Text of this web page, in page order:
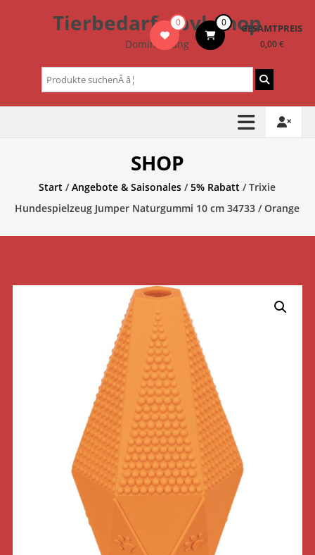
Tierbedarf – bvl-Shop
Dominik Lang
0 0 GESAMTPREIS
0,00 €
Suchen
nach:
SHOP
Start /Angebote & Saisonales /5% Rabatt / Trixie
Hundespielzeug Jumper Naturgummi 10 cm 34733 / Orange